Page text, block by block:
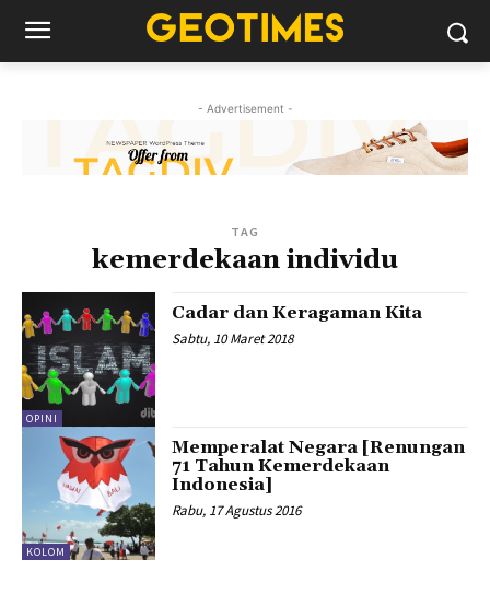
- Advertisement -
TAG
kemerdekaan individu
OPINI
Cadar dan Keragaman Kita
Sabtu, 10 Maret 2018
KOLOM
Memperalat Negara [Renungan
71 Tahun Kemerdekaan
Indonesia]
Rabu, 17 Agustus 2016